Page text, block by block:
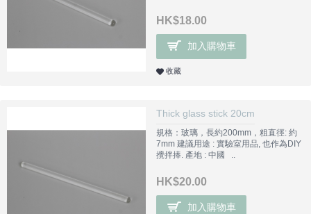
HK$18.00
加入購物車
收藏
Thick glass stick 20cm
規格：玻璃，長約200mm，粗直徑: 約
7mm 建議用途 : 實驗室用品, 也作為DIY
攪拌捧. 產地 : 中國 ..
HK$20.00
加入購物車